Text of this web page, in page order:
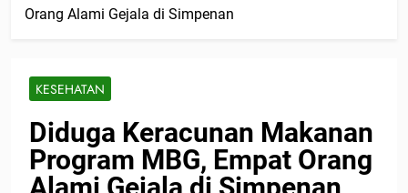
Orang Alami Gejala di Simpenan
KESEHATAN
Diduga Keracunan Makanan
Program MBG, Empat Orang